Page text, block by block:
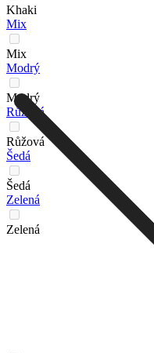
Khaki
Mix
Mix
Modrý
Modrý
Růžová
Růžová
Šedá
Šedá
Zelená
Zelená